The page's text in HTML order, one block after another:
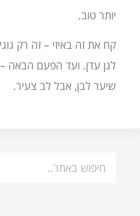
יותר טוב.
קח את זה באיזי – זה רק
לגן עדן. ועד הפעם
שיער לבן, אבל לב צעיר.